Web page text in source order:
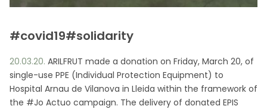
#covid19#solidarity
20.03.20. ARILFRUT made a donation on Friday, March 20, of
single-use PPE (Individual Protection Equipment) to
Hospital Arnau de Vilanova in Lleida within the framework of
the #Jo Actuo campaign. The delivery of donated EPIS